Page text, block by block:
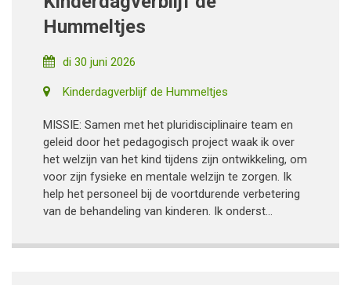
Hummeltjes
di 30 juni 2026
Kinderdagverblijf de Hummeltjes
MISSIE: Samen met het pluridisciplinaire team en
geleid door het pedagogisch project waak ik over
het welzijn van het kind tijdens zijn ontwikkeling, om
voor zijn fysieke en mentale welzijn te zorgen. Ik
help het personeel bij de voortdurende verbetering
van de behandeling van kinderen. Ik onderst...